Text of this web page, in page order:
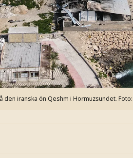
iranska ön Qeshm i Hormuzsundet.